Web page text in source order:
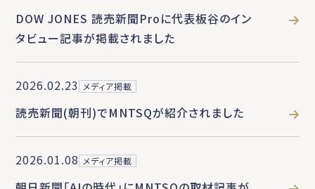
DOW JONES 読売新聞Proに代表板谷のイン
タビュー記事が掲載されました
2026.02.23 メディア掲載
読売新聞(朝刊)でMNTSQが紹介されました
2026.01.08 メディア掲載